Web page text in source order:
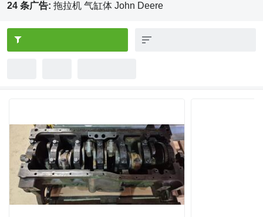
24 条广告: 拖拉机 气缸体 John Deere